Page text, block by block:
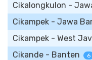
Cikalongkulon -
Cikampek - Jawa
Cikampek - West
Cikande - Banten 6